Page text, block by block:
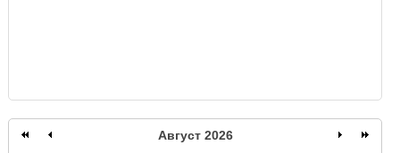
Август 2026